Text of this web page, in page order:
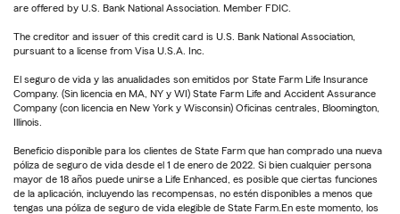
are offered by U.S. Bank National Association. Member FDIC.
The creditor and issuer of this credit card is U.S. Bank National Association,
pursuant to a license from Visa U.S.A. Inc.
El seguro de vida y las anualidades son emitidos por State Farm Life Insurance
Company. (Sin licencia en MA, NY y WI) State Farm Life and Accident Assurance
Company (con licencia en New York y Wisconsin) Oficinas centrales, Bloomington,
Illinois.
Beneficio disponible para los clientes de State Farm que han comprado una nueva
póliza de seguro de vida desde el 1 de enero de 2022. Si bien cualquier persona
mayor de 18 años puede unirse a Life Enhanced, es posible que ciertas funciones
de la aplicación, incluyendo las recompensas, no estén disponibles a menos que
tengas una póliza de seguro de vida elegible de State Farm.En este momento, los